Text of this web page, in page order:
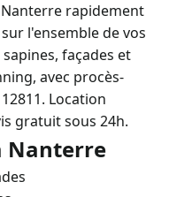
rapidement
l'ensemble de vos
façades et
avec procès-
Location
gratuit sous 24h.
Nanterre